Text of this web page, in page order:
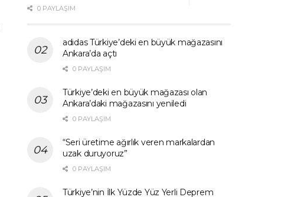
0 PAYLAŞIM
adidas Türkiye’deki en büyük mağazasını
Ankara’da açtı
0 PAYLAŞIM
Türkiye’deki en büyük mağazası olan
Ankara’daki mağazasını yeniledi
0 PAYLAŞIM
“Seri üretime ağırlık veren markalardan
uzak duruyoruz”
0 PAYLAŞIM
Türkiye’nin İlk Yüzde Yüz Yerli Deprem